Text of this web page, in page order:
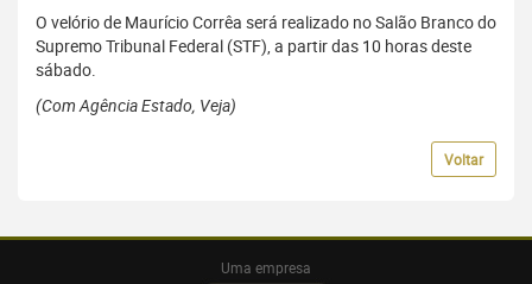
O velório de Maurício Corrêa será realizado no Salão Branco do
Supremo Tribunal Federal (STF), a partir das 10 horas deste
sábado.
(Com Agência Estado, Veja)
Voltar
Uma empresa